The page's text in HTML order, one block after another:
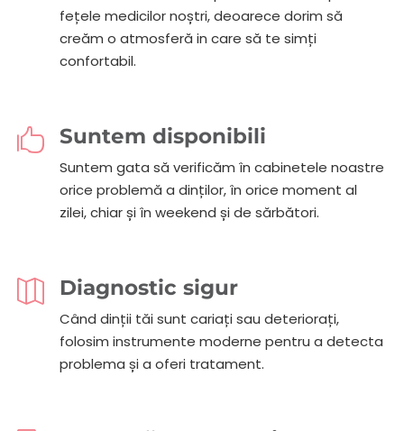
fețele medicilor noștri, deoarece dorim să
creăm o atmosferă in care să te simți
confortabil.
 Suntem disponibili
Suntem gata să verificăm în cabinetele noastre
orice problemă a dinților, în orice moment al
zilei, chiar și în weekend și de sărbători.
 Diagnostic sigur
Când dinții tăi sunt cariați sau deteriorați,
folosim instrumente moderne pentru a detecta
problema și a oferi tratament.